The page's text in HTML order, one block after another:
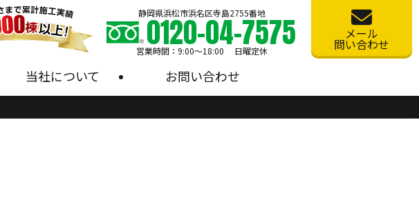
当社について お問い合わせ
静岡県浜松市浜名区寺島2755番地
0120-04-7575
営業時間：9:00〜18:00 日曜定休
メール
問い合わせ